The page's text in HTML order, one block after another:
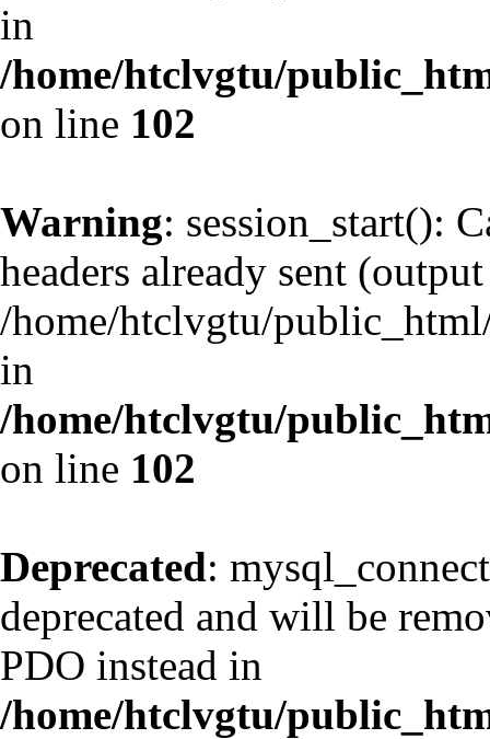
in
/home/htclvgtu/
on line 102
Warning: session_start():
headers already sent
/home/htclvgtu/
in
/home/htclvgtu/
on line 102
Deprecated:
deprecated and will be
PDO instead in
/home/htclvgtu/